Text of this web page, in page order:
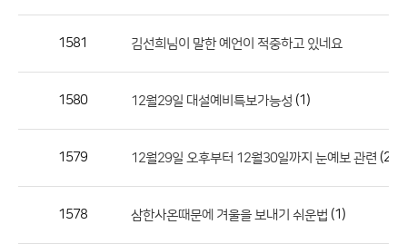
공
1581 김선희님이 말한 예언이 적중하고 있네요
1580 12월29일 대설예비특보가능성 (1)
1579 12월29일 오후부터 12월30일까지 눈예보 관련 (2)
1578 삼한사온때문에 겨울을 보내기 쉬운법 (1)